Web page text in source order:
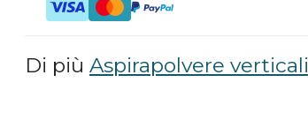
Di più Aspirapolvere verticali